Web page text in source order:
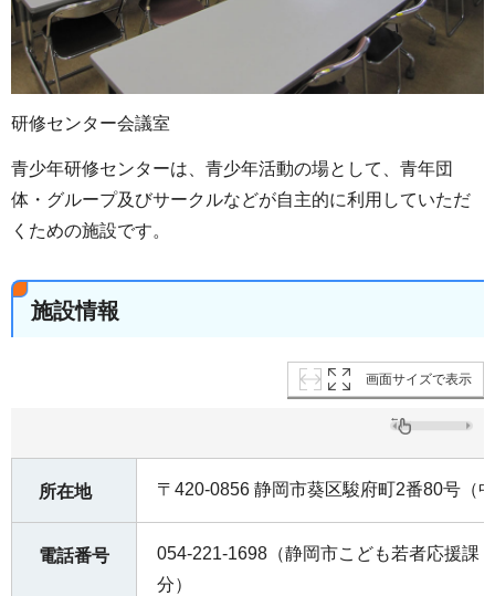
研修センター会議室
青少年研修センターは、青少年活動の場として、青年団
体・グループ及びサークルなどが自主的に利用していただ
くための施設です。
施設情報
画面サイズで表示
所在地 〒420-0856 静岡市葵区駿府町2番80号（
電話番号
054-221-1698（静岡市こども若者応援課
分）